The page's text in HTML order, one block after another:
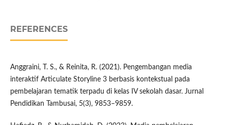
REFERENCES
Anggraini, T. S., & Reinita, R. (2021). Pengembangan media
interaktif Articulate Storyline 3 berbasis kontekstual pada
pembelajaran tematik terpadu di kelas IV sekolah dasar. Jurnal
Pendidikan Tambusai, 5(3), 9853–9859.